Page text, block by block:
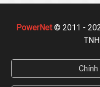
PowerNet© 2011 -